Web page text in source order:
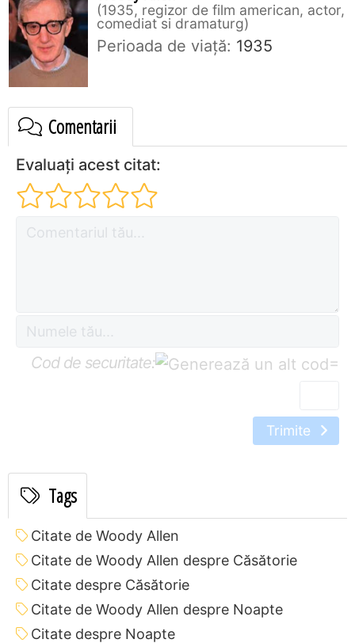
1935, regizor de film american, actor,
comediat si dramaturg
Perioada de viaţă: 1935
Comentarii
Evaluați acest citat:
Cod de securitate: =
Trimite
Tags
Citate de Woody Allen
Citate de Woody Allen despre Căsătorie
Citate despre Căsătorie
Citate de Woody Allen despre Noapte
Citate despre Noapte